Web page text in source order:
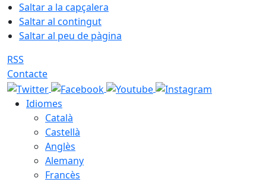
Saltar a la capçalera
Saltar al contingut
Saltar al peu de pàgina
RSS
Contacte
Idiomes
Català
Castellà
Anglès
Alemany
Francès